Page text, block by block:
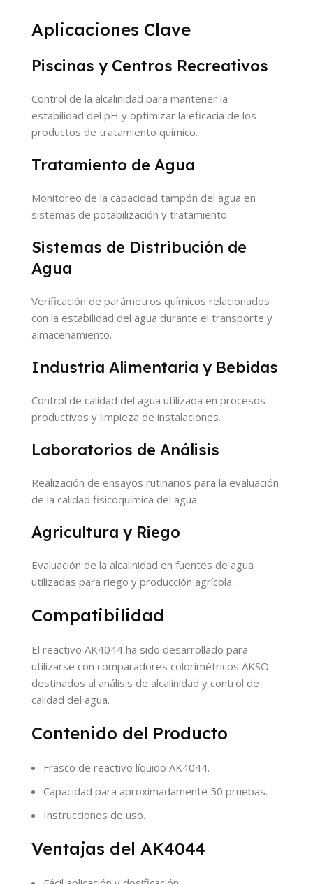
Aplicaciones Clave
Piscinas y Centros Recreativos
Control de la alcalinidad para mantener la
estabilidad del pH y optimizar la eficacia de los
productos de tratamiento químico.
Tratamiento de Agua
Monitoreo de la capacidad tampón del agua en
sistemas de potabilización y tratamiento.
Sistemas de Distribución de
Agua
Verificación de parámetros químicos relacionados
con la estabilidad del agua durante el transporte y
almacenamiento.
Industria Alimentaria y Bebidas
Control de calidad del agua utilizada en procesos
productivos y limpieza de instalaciones.
Laboratorios de Análisis
Realización de ensayos rutinarios para la evaluación
de la calidad fisicoquímica del agua.
Agricultura y Riego
Evaluación de la alcalinidad en fuentes de agua
utilizadas para riego y producción agrícola.
Compatibilidad
El reactivo AK4044 ha sido desarrollado para
utilizarse con comparadores colorimétricos AKSO
destinados al análisis de alcalinidad y control de
calidad del agua.
Contenido del Producto
Frasco de reactivo líquido AK4044.
Capacidad para aproximadamente 50 pruebas.
Instrucciones de uso.
Ventajas del AK4044